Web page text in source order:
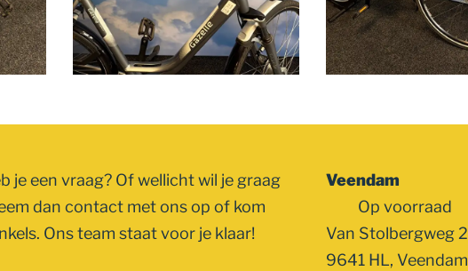
Veendam
Op voorraad
Van Stolbergweg 2
9641 HL, Veendam
je een vraag? Of wellicht wil je graag
dan contact met ons op of kom
Ons team staat voor je klaar!